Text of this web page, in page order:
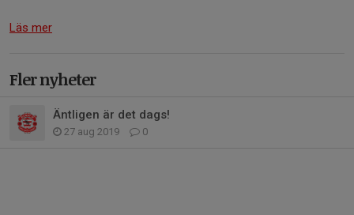
Läs mer
Fler nyheter
Äntligen är det dags!
27 aug 2019 0